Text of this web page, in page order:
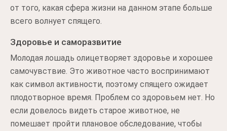
от того, какая сфера жизни на данном этапе больше
всего волнует спящего.
Здоровье и саморазвитие
Молодая лошадь олицетворяет здоровье и хорошее
самочувствие. Это животное часто воспринимают
как символ активности, поэтому спящего ожидает
плодотворное время. Проблем со здоровьем нет. Но
если довелось видеть старое животное, не
помешает пройти плановое обследование, чтобы